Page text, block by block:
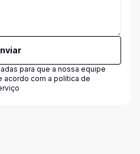
para que a nossa equipe
acordo com a política de